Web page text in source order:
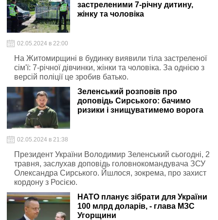
застреленими 7-річну дитину,
жінку та чоловіка
02.05.2024 в 22:00
На Житомирщині в будинку виявили тіла застреленої
сім'ї: 7-річної дівчинки, жінки та чоловіка. За однією з
версій поліції це зробив батько.
Зеленський розповів про
доповідь Сирського: бачимо
ризики і знищуватимемо ворога
02.05.2024 в 21:38
Президент України Володимир Зеленський сьогодні, 2
травня, заслухав доповідь головнокомандувача ЗСУ
Олександра Сирського. Йшлося, зокрема, про захист
кордону з Росією.
НАТО планує зібрати для України
100 млрд доларів, - глава МЗС
Угорщини